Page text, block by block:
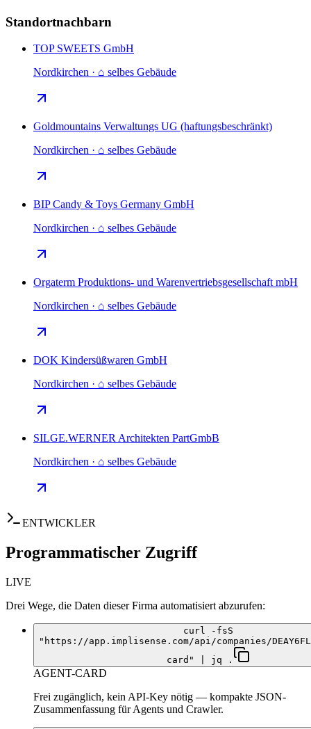
Standortnachbarn
TOP SWEETS GmbH
Nordkirchen · ⌂ selbes Gebäude
Goldmountains Verwaltungs UG (haftungsbeschränkt)
Nordkirchen · ⌂ selbes Gebäude
BIP Candy & Toys Germany GmbH
Nordkirchen · ⌂ selbes Gebäude
Orgaterm Produktions- und Warenvertriebsgesellschaft mbH
Nordkirchen · ⌂ selbes Gebäude
DOK Kindersüßwaren GmbH
Nordkirchen · ⌂ selbes Gebäude
SILGE.WERNER Architekten PartGmbB
Nordkirchen · ⌂ selbes Gebäude
ENTWICKLER
Programmatischer Zugriff
LIVE
Drei Wege, die Daten dieser Firma automatisiert abzurufen:
curl -fsS
"https://app.implisense.com/api/companies/
card" | jq .
AGENT-CARD
Frei zugänglich, kein API-Key nötig — kompakte JSON-
Zusammenfassung für Agents und Crawler.